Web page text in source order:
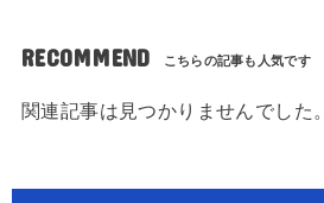
RECOMMEND
関連記事は見つかりませんでした。